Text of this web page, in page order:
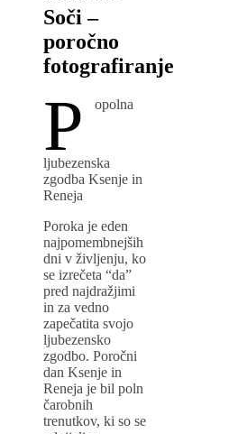
Soči –
poročno
fotografiranje
P opolna
ljubezenska
zgodba Ksenje in
Reneja
Poroka je eden
najpomembnejših
dni v življenju, ko
se izrečeta “da”
pred najdražjimi
in za vedno
zapečatita svojo
ljubezensko
zgodbo. Poročni
dan Ksenje in
Reneja je bil poln
čarobnih
trenutkov, ki so se